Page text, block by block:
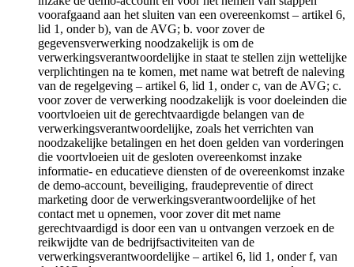
voorafgaand aan het sluiten van een overeenkomst – artikel 6,
lid 1, onder b), van de AVG; b. voor zover de
gegevensverwerking noodzakelijk is om de
verwerkingsverantwoordelijke in staat te stellen zijn wettelijke
verplichtingen na te komen, met name wat betreft de naleving
van de regelgeving – artikel 6, lid 1, onder c, van de AVG; c.
voor zover de verwerking noodzakelijk is voor doeleinden die
voortvloeien uit de gerechtvaardigde belangen van de
verwerkingsverantwoordelijke, zoals het verrichten van
noodzakelijke betalingen en het doen gelden van vorderingen
die voortvloeien uit de gesloten overeenkomst inzake
informatie- en educatieve diensten of de overeenkomst inzake
de demo-account, beveiliging, fraudepreventie of direct
marketing door de verwerkingsverantwoordelijke of het
contact met u opnemen, voor zover dit met name
gerechtvaardigd is door een van u ontvangen verzoek en de
reikwijdte van de bedrijfsactiviteiten van de
verwerkingsverantwoordelijke – artikel 6, lid 1, onder f, van